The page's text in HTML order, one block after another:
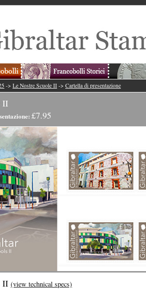
-> Le Nostre Scuole II -> Cartella di presentazione
II
£7.95
II (view technical specs)